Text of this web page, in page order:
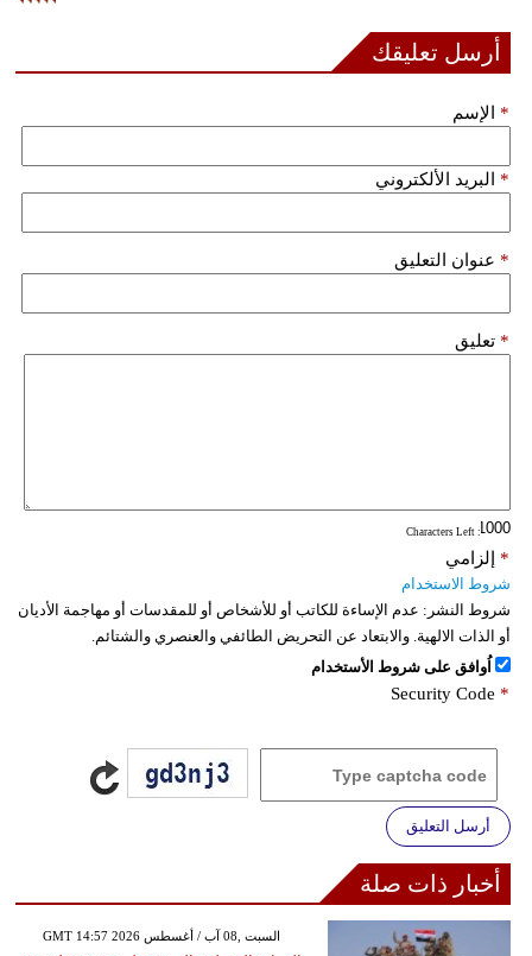
تعليم
سيارات
أرسل تعليقك
الإسم *
البريد الألكتروني *
عنوان التعليق *
تعليق *
: Characters Left
إلزامي *
شروط الاستخدام
شروط النشر: عدم الإساءة للكاتب أو للأشخاص أو للمقدسات أو مهاجمة الأديان
أو الذات الالهية. والابتعاد عن التحريض الطائفي والعنصري والشتائم.
اُوافق على شروط الأستخدام
Security Code *
أرسل التعليق
أخبار ذات صلة
GMT 14:57 2026 السبت ,08 آب / أغسطس